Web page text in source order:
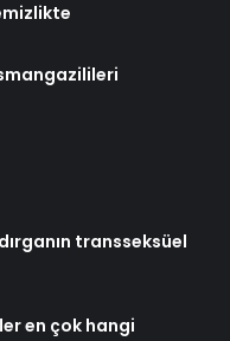
transseksüel
en çok hangi